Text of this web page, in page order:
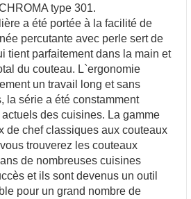
type 301.
a été portée à la facilité de
percutante avec perle sert de
tient parfaitement dans la main et
du couteau. L`ergonomie
un travail long et sans
la série a été constamment
des cuisines. La gamme
de chef classiques aux couteaux
trouverez les couteaux
de nombreuses cuisines
et ils sont devenus un outil
pour un grand nombre de